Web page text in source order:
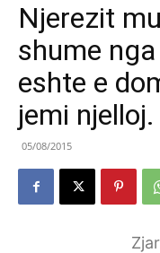
Njerezit
shume
eshte e
jemi
05/08/2015